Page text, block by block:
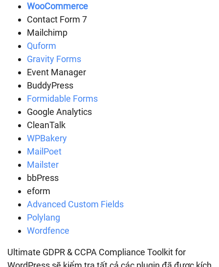
WooCommerce
Contact Form 7
Mailchimp
Quform
Gravity Forms
Event Manager
BuddyPress
Formidable Forms
Google Analytics
CleanTalk
WPBakery
MailPoet
Mailster
bbPress
eform
Advanced Custom Fields
Polylang
Wordfence
Ultimate GDPR & CCPA Compliance Toolkit for